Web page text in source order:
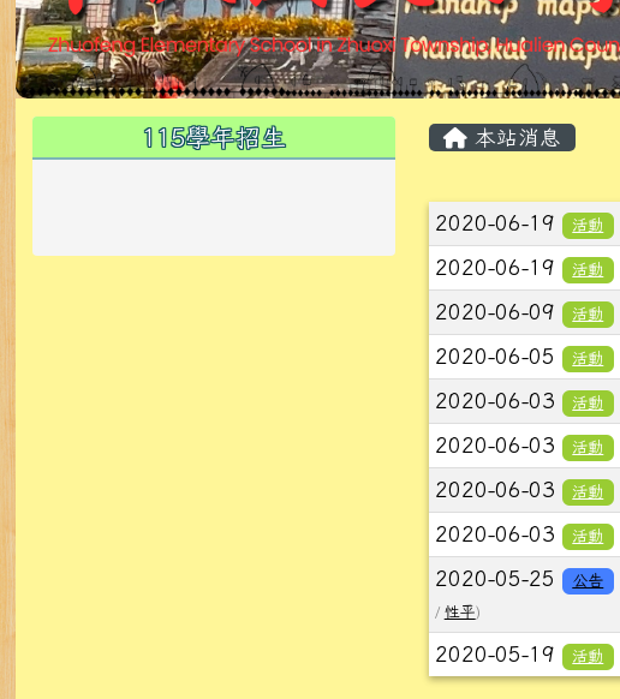
左邊區域內容
115學年招生 主內容區域
本站消息
文章列表
2020-06-19 活動
2020-06-19 活動
2020-06-09 活動
2020-06-05 活動
2020-06-03 活動
2020-06-03 活動
2020-06-03 活動
2020-06-03 活動
2020-05-25 公告
/ 性平)
2020-05-19 活動
頁尾區域